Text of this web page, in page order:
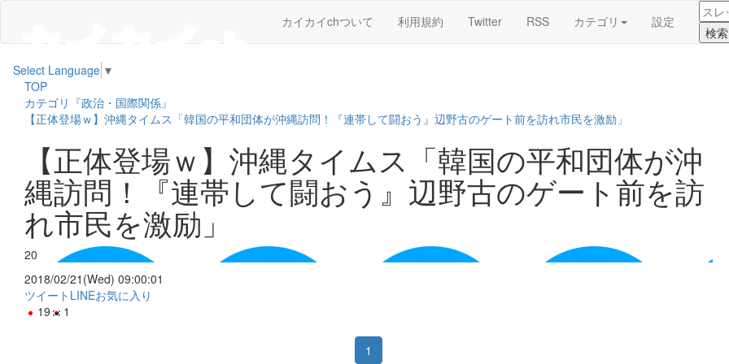
カイカイchついて 利用規約 Twitter RSS カテゴリ 設定
Select Language ▼
TOP
カテゴリ『政治・国際関係』
【正体登場ｗ】沖縄タイムス「韓国の平和団体が沖縄訪問！『連帯して闘おう』辺野古のゲート前を訪れ市民を激励」
【正体登場ｗ】沖縄タイムス「韓国の平和団体が沖
縄訪問！『連帯して闘おう』辺野古のゲート前を訪
れ市民を激励」
20
2018/02/21(Wed) 09:00:01
ツイート LINEお気に入り
19
1
1